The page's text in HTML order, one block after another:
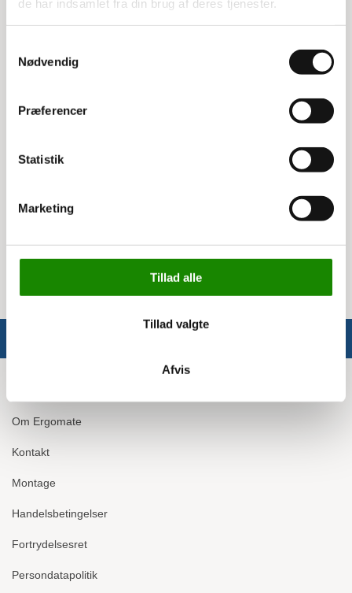
de har indsamlet fra din brug af deres tjenester.
Nødvendig
Præferencer
Statistik
Marketing
Tillad alle
Tillad valgte
Afvis
Fejemaskinen kommer med 4 års garanti på
fejebredde på 77 cm og en imponerende
kun 14 kg og en beholderkapacitet på 50 liter, er
den både effektiv og nem at manøvrere.
Specifikationer:
Fejekapacitet: 2.900 m2/t
Egenvægt: 14 kg
Om Ergomate
Kontakt
Montage
Handelsbetingelser
Fortrydelsesret
Persondatapolitik